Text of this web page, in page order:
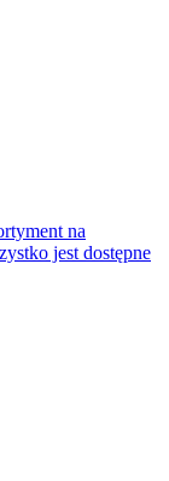
na
jest dostępne